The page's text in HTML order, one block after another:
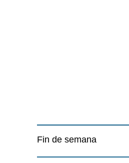
Fin de semana